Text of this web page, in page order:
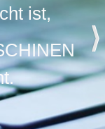
ist,